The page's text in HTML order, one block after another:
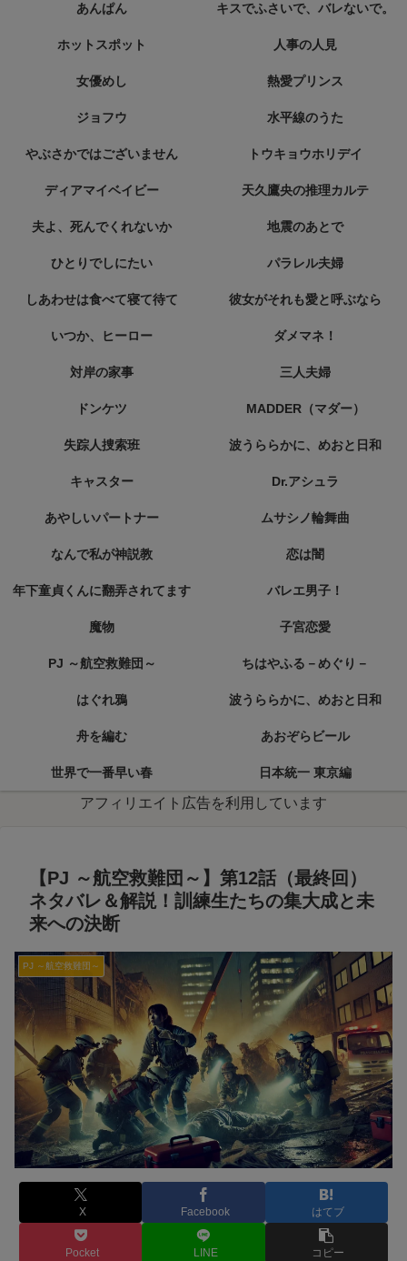
あんぱん キスでふさいで、バレないで。
ホットスポット 人事の人見
女優めし 熱愛プリンス
ジョフウ 水平線のうた
やぶさかではございません トウキョウホリデイ
ディアマイベイビー 天久鷹央の推理カルテ
夫よ、死んでくれないか 地震のあとで
ひとりでしにたい パラレル夫婦
しあわせは食べて寝て待て 彼女がそれも愛と呼ぶなら
いつか、ヒーロー ダメマネ！
対岸の家事 三人夫婦
ドンケツ MADDER（マダー）
失踪人捜索班 波うららかに、めおと日和
キャスター Dr.アシュラ
あやしいパートナー ムサシノ輪舞曲
なんで私が神説教 恋は闇
年下童貞くんに翻弄されてます バレエ男子！
魔物 子宮恋愛
PJ ～航空救難団～ ちはやふる－めぐり－
はぐれ鴉 波うららかに、めおと日和
舟を編む あおぞらビール
世界で一番早い春 日本統一 東京編
アフィリエイト広告を利用しています
【PJ ～航空救難団～】第12話（最終回）
ネタバレ＆解説！訓練生たちの集大成と未
来への決断
PJ ～航空救難団～
X Facebook はてブ
Pocket LINE コピー